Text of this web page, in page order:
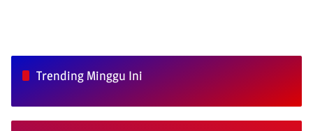
Trending Minggu Ini